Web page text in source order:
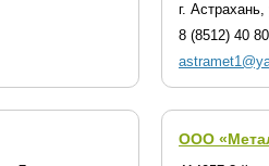
г.
8 (8512) 40
ООО